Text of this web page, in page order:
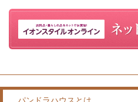
パンドラハウスとは